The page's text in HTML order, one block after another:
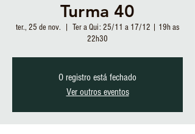
Turma 40
ter., 25 de nov.
Ter a Qui: 25/11 a 17/12 | 19h as
22h30
O registro está fechado
Ver outros eventos